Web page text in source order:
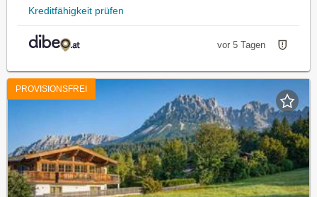
Kreditfähigkeit prüfen
vor 5 Tagen
PROVISIONSFREI